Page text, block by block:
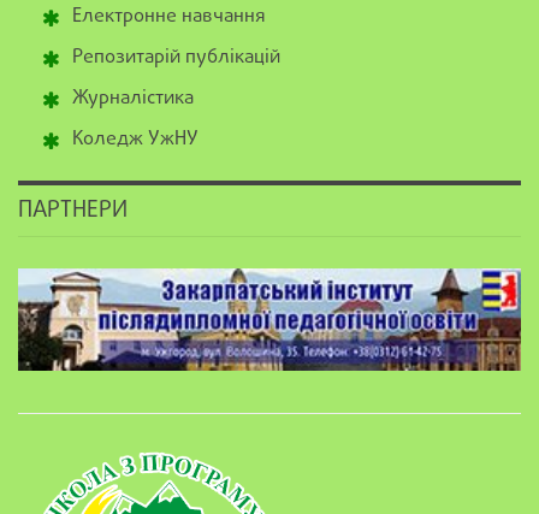
Електронне навчання
Репозитарій публікацій
Журналістика
Коледж УжНУ
ПАРТНЕРИ